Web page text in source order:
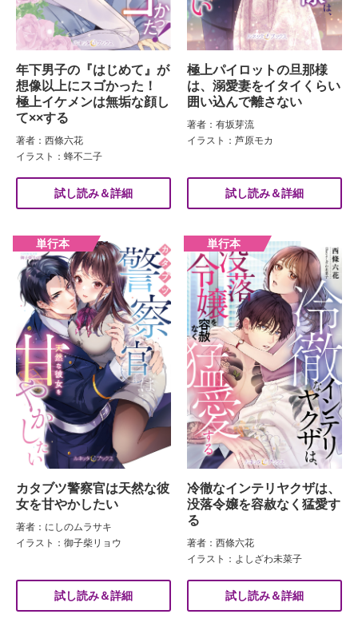
年下男子の『はじめて』が
想像以上にスゴかった！
極上イケメンは無垢な顔し
て××する
著者：西條六花
イラスト：蜂不二子
試し読み＆詳細
極上パイロットの旦那様
は、溺愛妻をイタイくらい
囲い込んで離さない
著者：有坂芽流
イラスト：芦原モカ
試し読み＆詳細
カタブツ警察官は天然な彼
女を甘やかしたい
著者：にしのムラサキ
イラスト：御子柴リョウ
試し読み＆詳細
冷徹なインテリヤクザは、
没落令嬢を容赦なく猛愛す
る
著者：西條六花
イラスト：よしざわ未菜子
試し読み＆詳細